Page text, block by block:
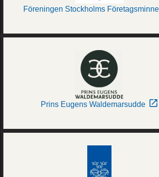
Föreningen Stockholms
Prins Eugens Waldemarsudde